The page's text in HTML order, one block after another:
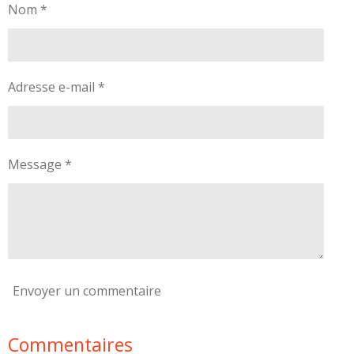
e
Nom *
Adresse e-mail *
Message *
Envoyer un commentaire
Commentaires